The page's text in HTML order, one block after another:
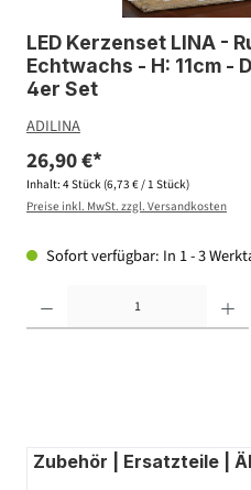
LED Kerzenset LINA -
Echtwachs - H: 11cm -
4er Set
ADILINA
26,90 €*
Inhalt: 4 Stück (6,73 € / 1 Stück)
Preise inkl. MwSt. zzgl. Versandkosten
Sofort verfügbar: In 1 - 3
Zubehör | Ersatzteile |